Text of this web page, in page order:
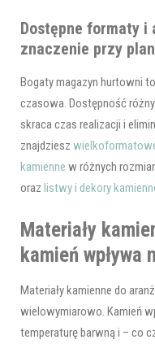
Dostępne formaty i
znaczenie przy
Bogaty magazyn hurtowni
czasowa. Dostępność
skraca czas realizacji i
znajdziesz
kamienne w różnych
oraz listwy i dekory
Materiały
kamień
Materiały kamienne do
wielowymiarowo. Kamień
temperaturę barwną i – co